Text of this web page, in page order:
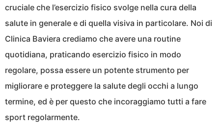
cruciale che l’esercizio fisico svolge nella cura della
salute in generale e di quella visiva in particolare. Noi di
Clinica Baviera crediamo che avere una routine
quotidiana, praticando esercizio fisico in modo
regolare, possa essere un potente strumento per
migliorare e proteggere la salute degli occhi a lungo
termine, ed è per questo che incoraggiamo tutti a fare
sport regolarmente.